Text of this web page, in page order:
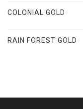
COLONIAL GOLD
RAIN FOREST GOLD